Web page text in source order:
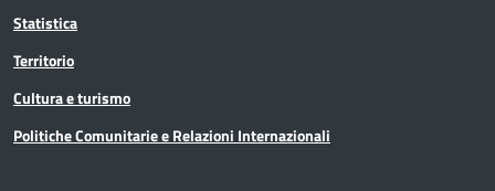
Statistica
Territorio
Cultura e turismo
Politiche Comunitarie e Relazioni Internazionali